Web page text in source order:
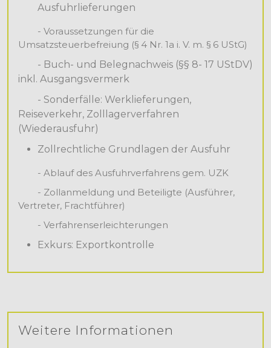
Ausfuhrlieferungen
- Voraussetzungen für die
Umsatzsteuerbefreiung (§ 4 Nr. 1a i. V. m. § 6 UStG)
- Buch- und Belegnachweis (§§ 8- 17 UStDV)
inkl. Ausgangsvermerk
- Sonderfälle: Werklieferungen,
Reiseverkehr, Zolllagerverfahren
(Wiederausfuhr)
Zollrechtliche Grundlagen der Ausfuhr
- Ablauf des Ausfuhrverfahrens gem. UZK
- Zollanmeldung und Beteiligte (Ausführer,
Vertreter, Frachtführer)
- Verfahrenserleichterungen
Exkurs: Exportkontrolle
Weitere Informationen